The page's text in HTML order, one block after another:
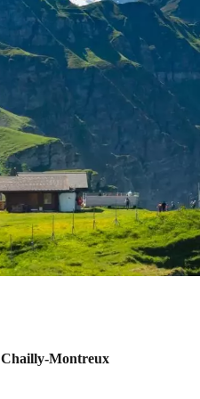
Chailly-Montreux